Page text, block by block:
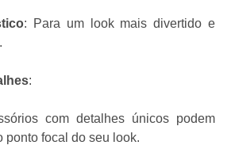
: Para um look mais divertido e
:
com detalhes únicos podem
ponto focal do seu look.